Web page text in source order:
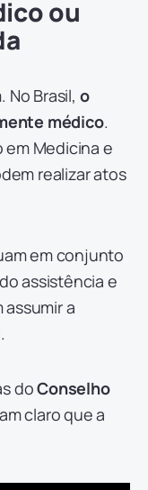
ou
No Brasil, o
médico.
em Medicina e
realizar atos
em conjunto
assistência e
a
doConselho
claro que a